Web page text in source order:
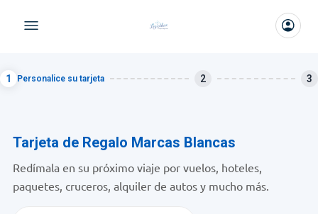
1 Personalice su tarjeta 2 3
Tarjeta de Regalo Marcas Blancas
Redímala en su próximo viaje por vuelos, hoteles,
paquetes, cruceros, alquiler de autos y mucho más.